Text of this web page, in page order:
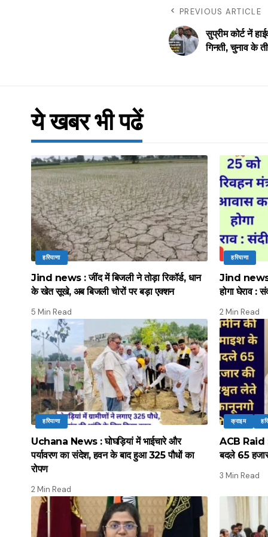
PREVIOUS ARTICLE
सुप्रीम कोर्ट नें
गिनती, चुनाव के
ये खबर भी पढें
हरियाणा
Jind news : जींद में बिजली ने तोड़ा रिकॉर्ड, धान
के खेत सूखे, अब बिजली चोरों पर बड़ा एक्शन
5 Min Read
हरियाणा
Jind news :
होगा घेराव :
2 Min Read
हरियाणा
Uchana News : घोघड़ियां में भाईचारे और
पर्यावरण का संदेश, हवन के बाद हुआ 325 पौधों का
रोपण
2 Min Read
क्राइम
ACB Raid :
बदले 65 हजार
3 Min Read